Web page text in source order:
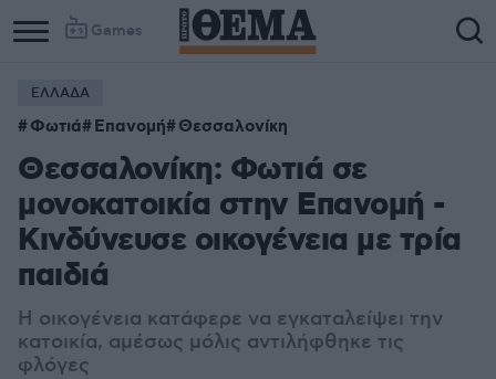
Games
Column
1
Column
2
ΕΛΛΑΔΑ
Φωτιά Επανομή Θεσσαλονίκη
Θεσσαλονίκη: Φωτιά σε
μονοκατοικία στην Επανομή -
Κινδύνευσε οικογένεια με τρία
παιδιά
Η οικογένεια κατάφερε να εγκαταλείψει την
κατοικία, αμέσως μόλις αντιλήφθηκε τις
φλόγες